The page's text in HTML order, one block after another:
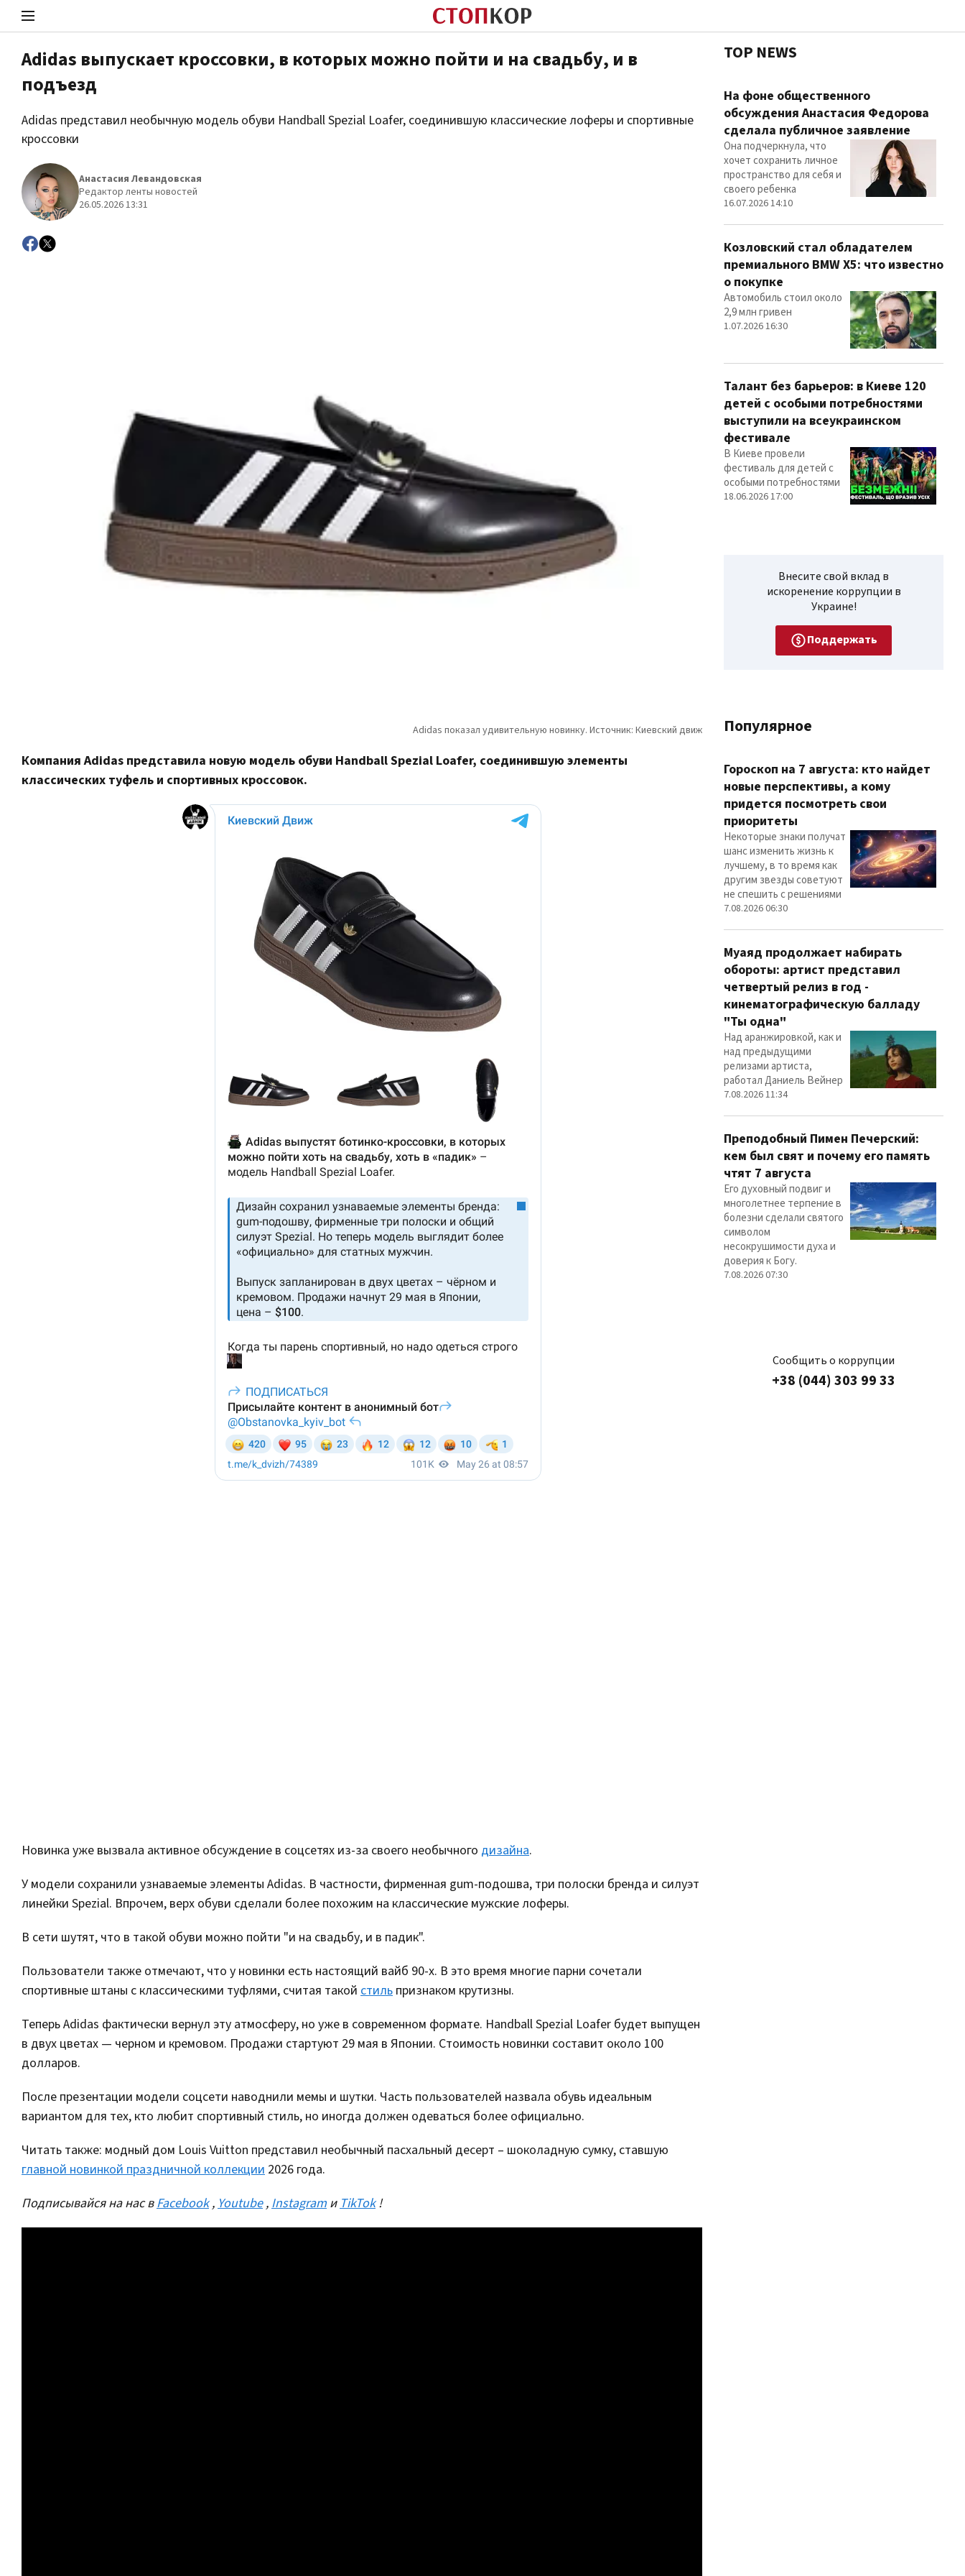
Стоп Политической Коррупции
Adidas выпускает кроссовки, в которых можно пойти и на свадьбу, и в
подъезд
Adidas представил необычную модель обуви Handball Spezial Loafer, соединившую классические лоферы и спортивные
кроссовки
Анастасия Левандовская
Редактор ленты новостей
26.05.2026 13:31
Компания Adidas представила новую модель обуви Handball Spezial Loafer, соединившую элементы
классических туфель и спортивных кроссовок.
Новинка уже вызвала активное обсуждение в соцсетях из-за своего необычного дизайна.
У модели сохранили узнаваемые элементы Adidas. В частности, фирменная gum-подошва, три полоски бренда и силуэт
линейки Spezial. Впрочем, верх обуви сделали более похожим на классические мужские лоферы.
В сети шутят, что в такой обуви можно пойти "и на свадьбу, и в падик".
Пользователи также отмечают, что у новинки есть настоящий вайб 90-х. В это время многие парни сочетали
спортивные штаны с классическими туфлями, считая такой стиль признаком крутизны.
Теперь Adidas фактически вернул эту атмосферу, но уже в современном формате. Handball Spezial Loafer будет выпущен
в двух цветах — черном и кремовом. Продажи стартуют 29 мая в Японии. Стоимость новинки составит около 100
долларов.
После презентации модели соцсети наводнили мемы и шутки. Часть пользователей назвала обувь идеальным
вариантом для тех, кто любит спортивный стиль, но иногда должен одеваться более официально.
Читать также: модный дом Louis Vuitton представил необычный пасхальный десерт – шоколадную сумку, ставшую
главной новинкой праздничной коллекции 2026 года.
Подписывайся на нас вFacebook ,Youtube ,Instagram иTikTok !
TOP NEWS
На фоне общественного
обсуждения Анастасия Федорова
сделала публичное заявление
Она подчеркнула, что
хочет сохранить личное
пространство для себя и
своего ребенка
16.07.2026 14:10
Козловский стал обладателем
премиального BMW X5: что известно
о покупке
Автомобиль стоил около
2,9 млн гривен
1.07.2026 16:30
Талант без барьеров: в Киеве 120
детей с особыми потребностями
выступили на всеукраинском
фестивале
В Киеве провели
фестиваль для детей с
особыми потребностями
18.06.2026 17:00
Внесите свой вклад в
искоренение коррупции в
Украине!
Поддержать
Популярное
Гороскоп на 7 августа: кто найдет
новые перспективы, а кому
придется посмотреть свои
приоритеты
Некоторые знаки получат
шанс изменить жизнь к
лучшему, в то время как
другим звезды советуют
не спешить с решениями
7.08.2026 06:30
Муаяд продолжает набирать
обороты: артист представил
четвертый релиз в год -
кинематографическую балладу
"Ты одна"
Над аранжировкой, как и
над предыдущими
релизами артиста,
работал Даниель Вейнер
7.08.2026 11:34
Преподобный Пимен Печерский:
кем был свят и почему его память
чтят 7 августа
Его духовный подвиг и
многолетнее терпение в
болезни сделали святого
символом
несокрушимости духа и
доверия к Богу.
7.08.2026 07:30
Сообщить о коррупции
+38 (044) 303 99 33